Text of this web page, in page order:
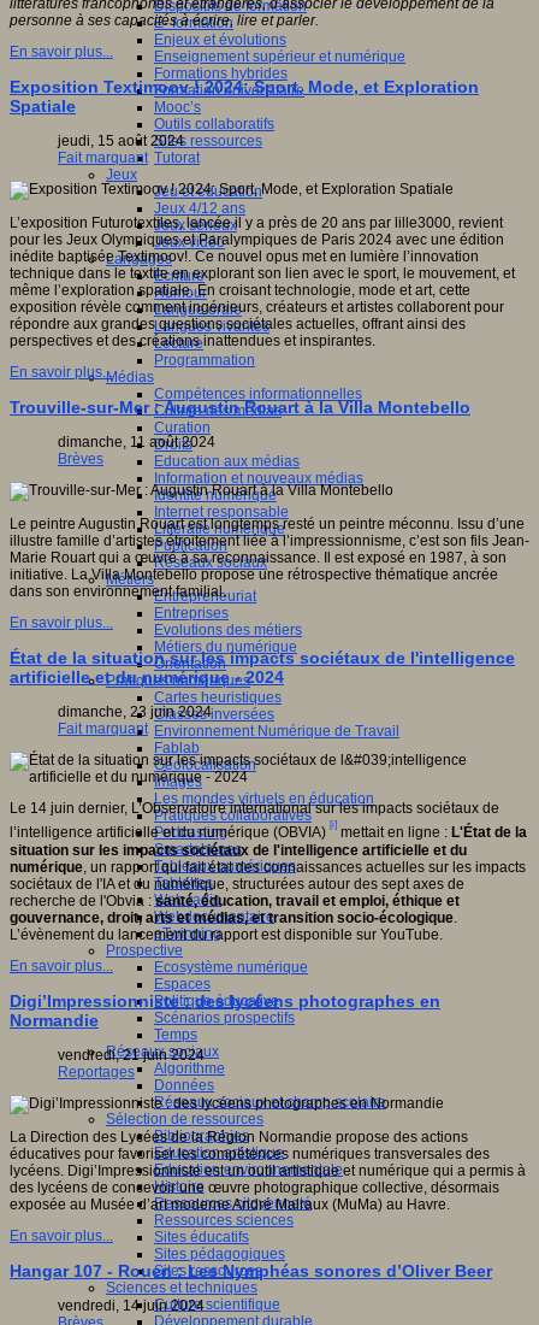
Dispositifs de formation
E- formation
Enjeux et évolutions
Enseignement supérieur et numérique
Formations hybrides
Formation universitaire
Mooc’s
Outils collaboratifs
Sites ressources
Tutorat
Jeux
Jeu et éducation
Jeux 4/12 ans
Jeux sérieux
Jeux vidéo
Langages
Ecriture
Humour
Langue orale
Langues vivantes
Lecture
Programmation
Médias
Compétences informationnelles
Culture des médias
Curation
Droits
Education aux médias
Information et nouveaux médias
Identité numérique
Internet responsable
Littératie numérique
Publication
Réseaux sociaux
Métiers
Entrepreneuriat
Entreprises
Evolutions des métiers
Métiers du numérique
Orientation
Pratiques numériques
Cartes heuristiques
Classes inversées
Environnement Numérique de Travail
Fablab
Géolocalisation
Images
Les mondes virtuels en éducation
Pratiques collaboratives
Podcasting
Smartphones
Tableaux numériques
Tablettes
Web radio
Webdocumentaire
eTwinning
Prospective
Ecosystème numérique
Espaces
Politique éducative
Scénarios prospectifs
Temps
Réseaux sociaux
Algorithme
Données
Réseaux sociaux et champ scolaire
Sélection de ressources
Bibliographies
Education artistique
Education environnementale
Histoire
Ressources citoyenneté
Ressources sciences
Sites éducatifs
Sites pédagogiques
Sites ressources
Sciences et techniques
Culture scientifique
Développement durable
littératures francophones et étrangères, d’associer le développement de la
personne à ses capacités à écrire, lire et parler.
En savoir plus...
Exposition Textimoov ! 2024: Sport, Mode, et Exploration
Spatiale
jeudi, 15 août 2024
Fait marquant
L’exposition Futurotextiles, lancée il y a près de 20 ans par lille3000, revient
pour les Jeux Olympiques et Paralympiques de Paris 2024 avec une édition
inédite baptisée Textimoov!. Ce nouvel opus met en lumière l’innovation
technique dans le textile en explorant son lien avec le sport, le mouvement, et
même l’exploration spatiale. En croisant technologie, mode et art, cette
exposition révèle comment ingénieurs, créateurs et artistes collaborent pour
répondre aux grandes questions sociétales actuelles, offrant ainsi des
perspectives et des créations inattendues et inspirantes.
En savoir plus...
Trouville-sur-Mer : Augustin Rouart à la Villa Montebello
dimanche, 11 août 2024
Brèves
Le peintre Augustin Rouart est longtemps resté un peintre méconnu. Issu d’une
illustre famille d’artistes étroitement liée à l’impressionnisme, c’est son fils Jean-
Marie Rouart qui a œuvré à sa reconnaissance. Il est exposé en 1987, à son
initiative. La Villa Montebello propose une rétrospective thématique ancrée
dans son environnement familial.
En savoir plus...
État de la situation sur les impacts sociétaux de l'intelligence
artificielle et du numérique - 2024
dimanche, 23 juin 2024
Fait marquant
Le 14 juin dernier, L’Observatoire international sur les impacts sociétaux de
l’intelligence artificielle et du numérique (OBVIA)
[i]
mettait en ligne : L'État de la
situation sur les impacts sociétaux de l'intelligence artificielle et du
numérique , un rapport qui fait état des connaissances actuelles sur les impacts
sociétaux de l'IA et du numérique, structurées autour des sept axes de
recherche de l'Obvia :santé, éducation, travail et emploi, éthique et
gouvernance, droit, arts et médias, et transition socio-écologique
L’évènement du lancement du rapport est disponible sur YouTube.
En savoir plus...
Digi’Impressionniste : des lycéens photographes en
Normandie
vendredi, 21 juin 2024
Reportages
La Direction des Lycées de la Région Normandie propose des actions
éducatives pour favoriser les compétences numériques transversales des
lycéens. Digi’Impressionniste est un outil artistique et numérique qui a permis à
des lycéens de concevoir une œuvre photographique collective, désormais
exposée au Musée d’art moderne André Malraux (MuMa) au Havre.
En savoir plus...
Hangar 107 - Rouen : Les Nymphéas sonores d’Oliver Beer
vendredi, 14 juin 2024